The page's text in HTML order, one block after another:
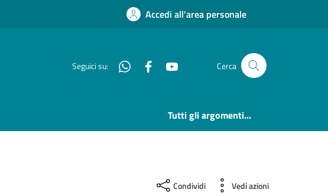
Accedi all'area personale
Seguici su: WhatsappFacebook Cerca
Tutti gli argomenti...
Condividi Vedi azioni